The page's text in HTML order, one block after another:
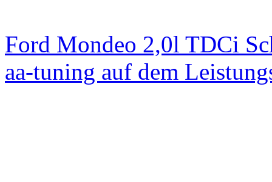
Ford Mondeo 2,0l TDCi
aa-tuning auf dem